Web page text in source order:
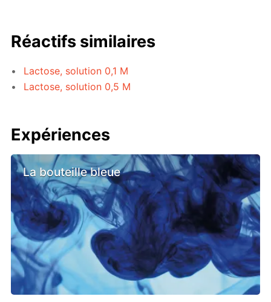
Réactifs similaires
Lactose, solution 0,1 M
Lactose, solution 0,5 M
Expériences
La bouteille bleue